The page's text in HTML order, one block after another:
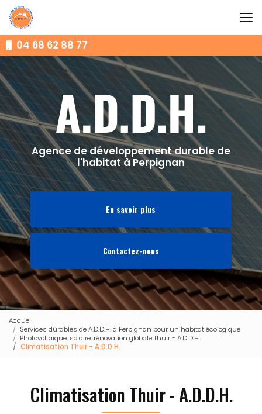
Aller
au
contenu
principal04 68 62 88 77
Agence de développement durable de
l'habitat à Perpignan
En savoir plus
Contactez-nous
Accueil
Services durables de A.D.D.H. à Perpignan pour un habitat écologique
Photovoltaïque, solaire, rénovation globale Thuir - A.D.D.H.
Climatisation Thuir - A.D.D.H.
Climatisation Thuir - A.D.D.H.